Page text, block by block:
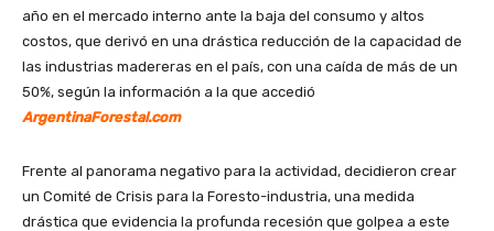
año en el mercado interno ante la baja del consumo y altos
costos, que derivó en una drástica reducción de la capacidad de
las industrias madereras en el país, con una caída de más de un
50%, según la información a la que accedió
ArgentinaForestal.com
Frente al panorama negativo para la actividad, decidieron crear
un Comité de Crisis para la Foresto-industria, una medida
drástica que evidencia la profunda recesión que golpea a este